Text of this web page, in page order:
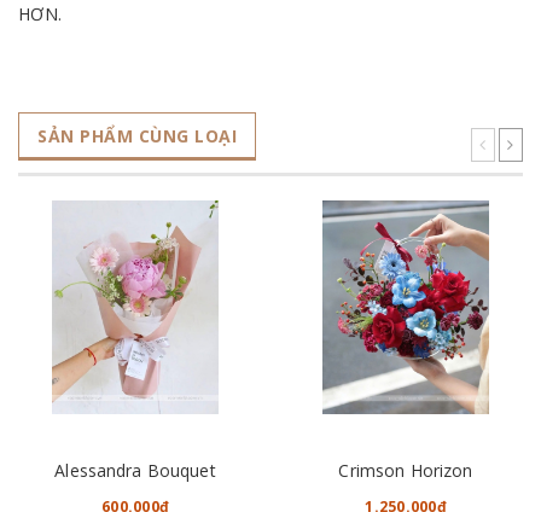
HƠN.
SẢN PHẨM CÙNG LOẠI
Alessandra Bouquet
600.000₫
Crimson Horizon
1.250.000₫